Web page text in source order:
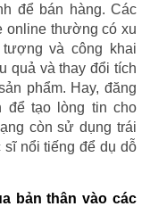
để bán hàng. Các
online thường có xu
và công khai
quả và thay đổi tích
phẩm. Hay, đăng
để tạo lòng tin cho
còn sử dụng trái
sĩ nổi tiếng để dụ dỗ
bản thân vào các